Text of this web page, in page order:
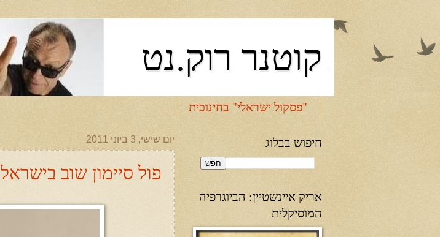
קוטנר רוק.נט
"פסקול ישראלי" בחינוכית
יום שישי, 3 ביוני 2011
פול סיימון שוב בישראל
חיפוש בבלוג
אריק איינשטיין: הביוגרפיה
המוסיקלית